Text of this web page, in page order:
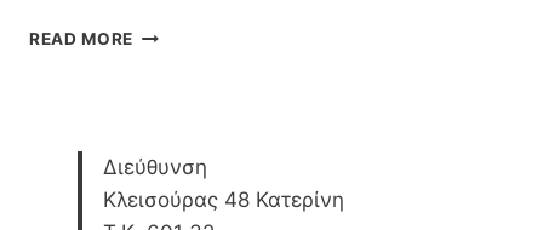
READ MORE ΣΥΜΜΕΤΟΧΉ
2ΟΥ
ΓΥΜΝΑΣΊΟΥ
ΚΑΤΕΡΊΝΗΣ
Διεύθυνση
Κλεισούρας 48 Κατερίνη